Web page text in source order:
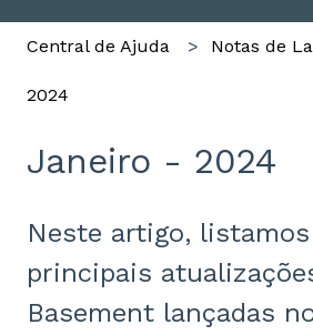
Central de Ajuda Notas de
2024
Janeiro - 2024
Neste artigo,
principais
Basement lançadas